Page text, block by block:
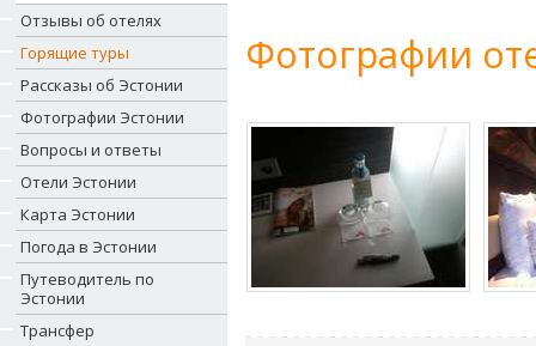
Отзывы об отелях
Горящие туры
Рассказы об Эстонии
Фотографии Эстонии
Вопросы и ответы
Отели Эстонии
Карта Эстонии
Погода в Эстонии
Путеводитель по
Эстонии
Трансфер
Фотографии